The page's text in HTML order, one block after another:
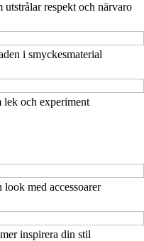
utstrålar respekt och närvaro
i smyckesmaterial
lek och experiment
med accessoarer
inspirera din stil